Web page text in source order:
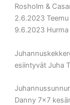
Rosholm &
2.6.2023
9.6.2023 Hurma
esiintyvät Juha
Danny 7x7